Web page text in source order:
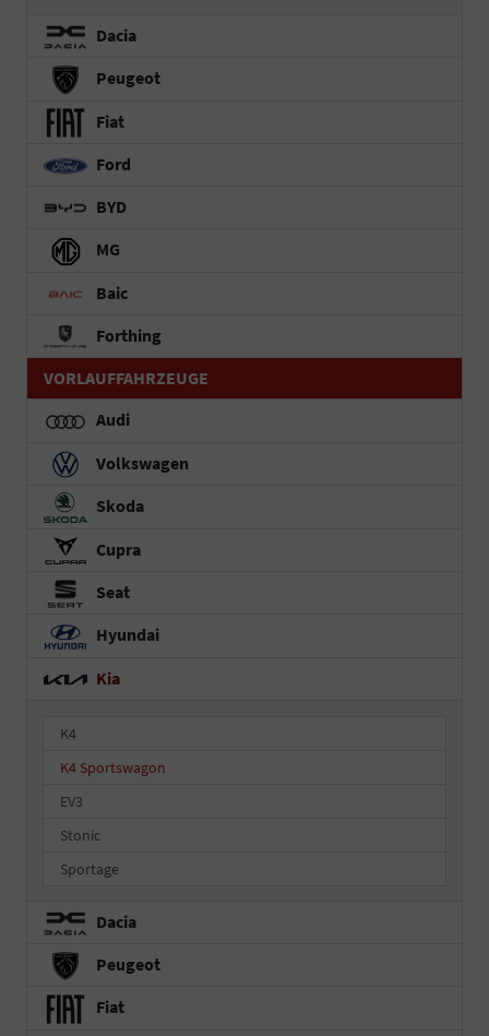
Dacia
Peugeot
Fiat
Ford
BYD
MG
Baic
Forthing
VORLAUFFAHRZEUGE
Audi
Volkswagen
Skoda
Cupra
Seat
Hyundai
Kia
K4
K4 Sportswagon
EV3
Stonic
Sportage
Dacia
Peugeot
Fiat